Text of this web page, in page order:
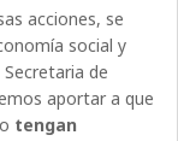
acciones, se
social y
de
aportar a que
tengan